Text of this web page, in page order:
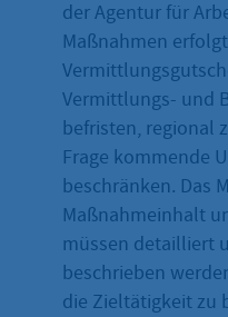
der Agentur für
Maßnahmen
Vermittlungs- und
befristen, regional
Frage kommende
beschränken. Das
Maßnahmeinhalt
müssen detailliert
beschrieben
die Zieltätigkeit zu